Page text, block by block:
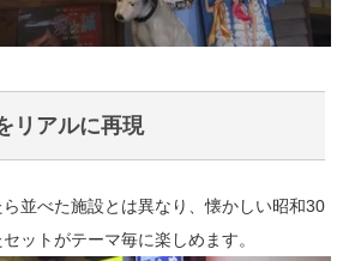
リアルに再現
並べた施設とは異なり、懐かしい昭和30
ットがテーマ毎に楽しめます。